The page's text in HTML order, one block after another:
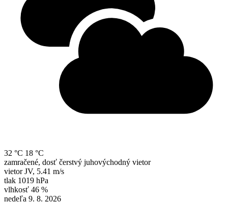
32 °C 18 °C
zamračené, dosť čerstvý juhovýchodný vietor
vietor JV, 5.41 m/s
tlak 1019 hPa
vlhkosť 46 %
nedeľa 9. 8. 2026